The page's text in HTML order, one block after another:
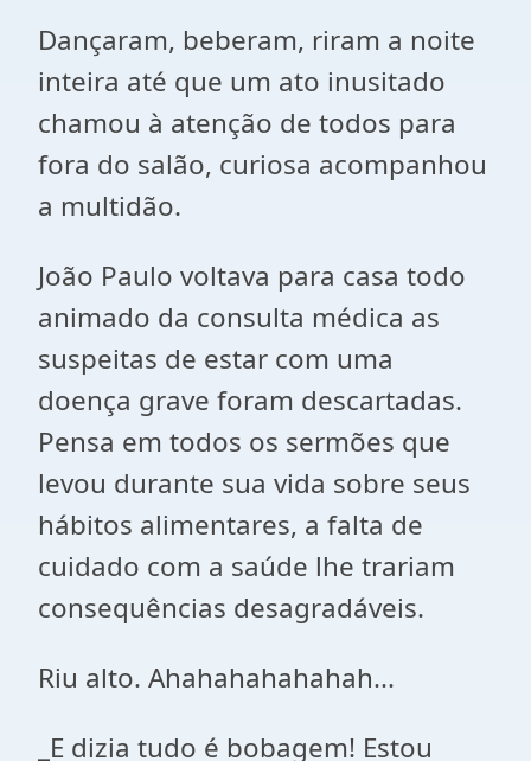
Dançaram, beberam, riram a noite
inteira até que um ato inusitado
chamou à atenção de todos para
fora do salão, curiosa acompanhou
a multidão.
João Paulo voltava para casa todo
animado da consulta médica as
suspeitas de estar com uma
doença grave foram descartadas.
Pensa em todos os sermões que
levou durante sua vida sobre seus
hábitos alimentares, a falta de
cuidado com a saúde lhe trariam
consequências desagradáveis.
Riu alto. Ahahahahahahah...
_E dizia tudo é bobagem! Estou